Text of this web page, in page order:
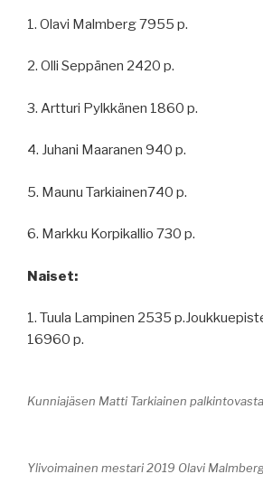
1. Olavi Malmberg 7955 p.
2. Olli Seppänen 2420 p.
3. Artturi Pylkkänen 1860 p.
4. Juhani Maaranen 940 p.
5. Maunu Tarkiainen740 p.
6. Markku Korpikallio 730 p.
Naiset:
1. Tuula Lampinen 2535
16960 p.
Kunniajäsen Matti Tarkiainen
Ylivoimainen mestari 2019 Olavi